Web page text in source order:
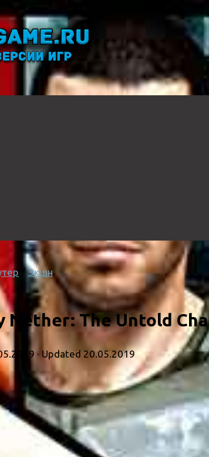
/ Экшн
Nether: The Untold
· Updated 20.05.2019